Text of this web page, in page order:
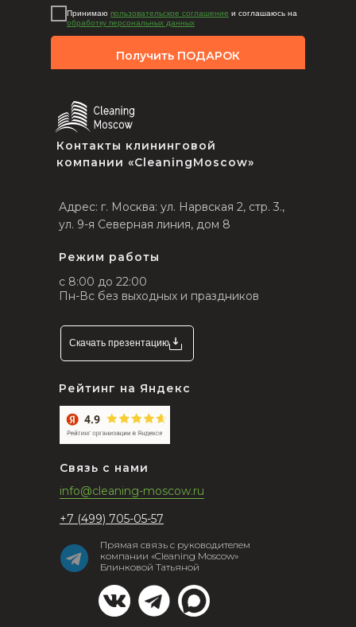
Принимаю пользовательское соглашение и соглашаюсь на
обработку персональных данных
Получить ПОДАРОК
Контакты клининговой
компании «CleaningMoscow»
Адрес: г. Москва: ул. Нарвская 2, стр. 3.,
ул. 9-я Северная линия, дом 8
с 8:00 до 22:00
Пн-Вс без выходных и праздников
Режим работы
info@cleaning-moscow.ru
+7 (499) 705-05-57
Связь с нами
Рейтинг на Яндекс
Скачать презентацию
Прямая связь с руководителем
компании «Cleaning Moscow»
Блинковой Татьяной